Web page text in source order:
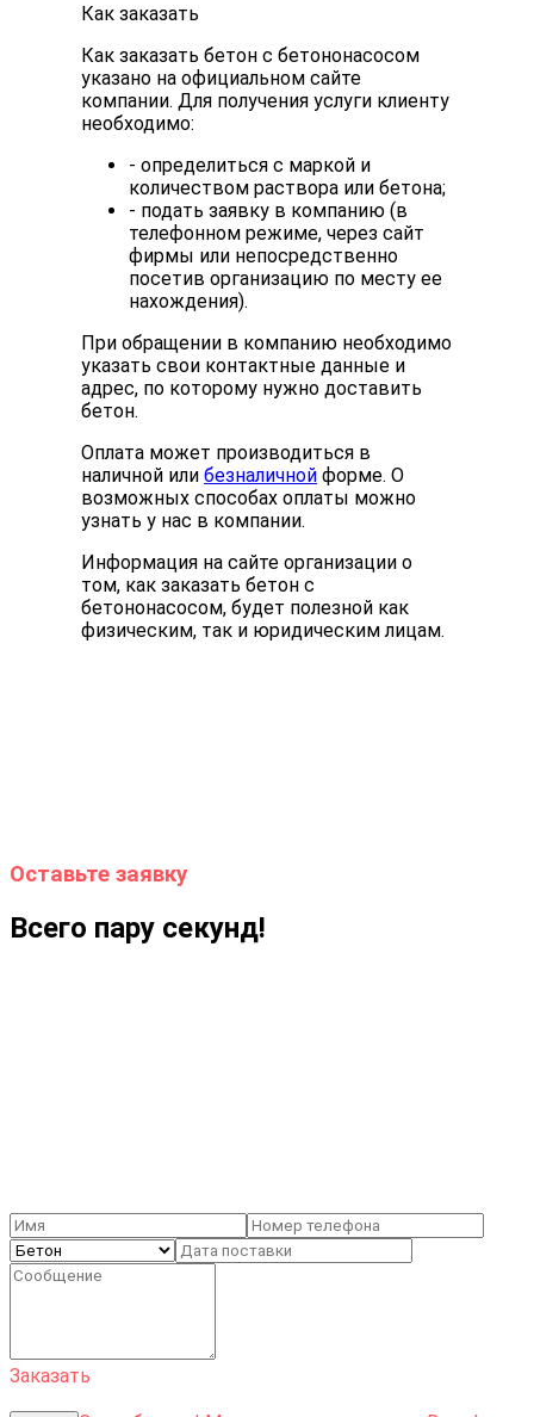
Как заказать
Как заказать бетон с бетононасосом
указано на официальном сайте
компании. Для получения услуги клиенту
необходимо:
- определиться с маркой и
количеством раствора или бетона;
- подать заявку в компанию (в
телефонном режиме, через сайт
фирмы или непосредственно
посетив организацию по месту ее
нахождения).
При обращении в компанию необходимо
указать свои контактные данные и
адрес, по которому нужно доставить
бетон.
Оплата может производиться в
наличной или безналичной форме. О
возможных способах оплаты можно
узнать у нас в компании.
Информация на сайте организации о
том, как заказать бетон с
бетононасосом, будет полезной как
физическим, так и юридическим лицам.
Оставьте заявку
Всего пару секунд!
Заказать